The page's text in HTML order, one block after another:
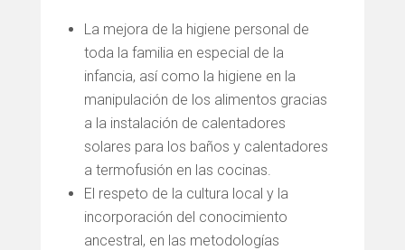
La mejora de la higiene personal de
toda la familia en especial de la
infancia, así como la higiene en la
manipulación de los alimentos gracias
a la instalación de calentadores
solares para los baños y calentadores
a termofusión en las cocinas.
El respeto de la cultura local y la
incorporación del conocimiento
ancestral, en las metodologías